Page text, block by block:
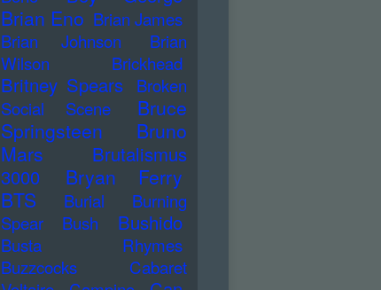
Brian Eno Brian James
Brian Johnson
Brian
Wilson
Brickhead
Britney Spears
Broken
Social Scene
Bruce
Springsteen
Bruno
Mars
Brutalismus
3000
Bryan Ferry
BTS
Burial
Burning
Spear
Bush Bushido
Busta Rhymes
Buzzcocks
Cabaret